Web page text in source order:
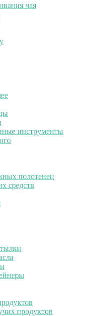
чая
инструменты
полотенец
средств
продуктов